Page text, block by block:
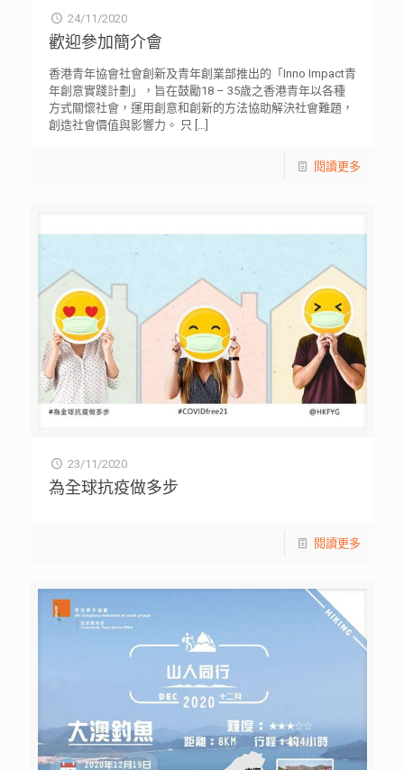
24/11/2020
歡迎參加簡介會
香港青年協會社會創新及青年創業部推出的「Inno Impact青
年創意實踐計劃」，旨在鼓勵18 – 35歲之香港青年以各種
方式關懷社會，運用創意和創新的方法協助解決社會難題，
創造社會價值與影響力。 只 […]
閱讀更多
23/11/2020
為全球抗疫做多步
閱讀更多